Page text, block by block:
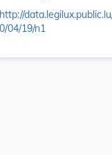
http://
0/04/19/n1